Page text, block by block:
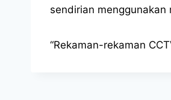
sendirian menggunakan
“Rekaman-rekaman